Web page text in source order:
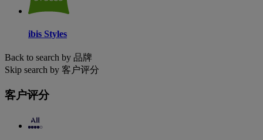
ibis Styles
Back to search by 品牌
Skip search by 客户评分
客户评分